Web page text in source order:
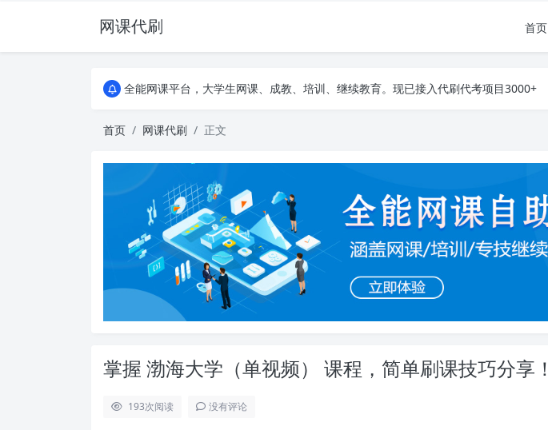
网课代刷 首页
AI论文写作平台，根据真实文献内容生成论文
全能网课平台，大学生网课、成教、培训、继续教育。现已接入代刷代考项目3000+
全能网课平台，大学生网课、成教、培训、继续教育。现已接入代刷代考项目3000+
首页 网课代刷 正文
掌握 渤海大学（单视频） 课程，简单刷课技巧分享！
193次阅读 没有评论